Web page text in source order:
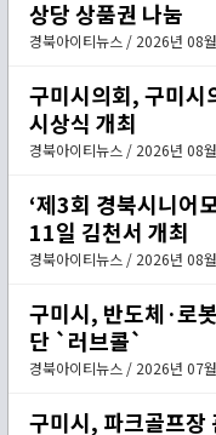
상당 상품권 나눔
경북아이티뉴스 / 2026년 08
구미시의회, 구미시
시상식 개최
경북아이티뉴스 / 2026년 08
‘제3회 경북시니어
11일 김천서 개최
경북아이티뉴스 / 2026년 08
구미시, 반도체·로
단 `러브콜`
경북아이티뉴스 / 2026년 07
구미시, 파크골프장